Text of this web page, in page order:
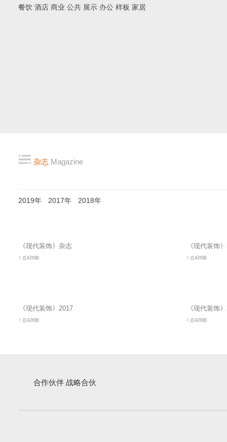
餐饮 酒店 商业 公共 展示 办公 样板 家居
杂志Magazine
2019年 2017年 2018年
《现代装饰》杂志
/ 总426期
《现代装饰
/ 总426期
《现代装饰》2017
/ 总426期
《现代装饰
/ 总426期
合作伙伴 战略合伙